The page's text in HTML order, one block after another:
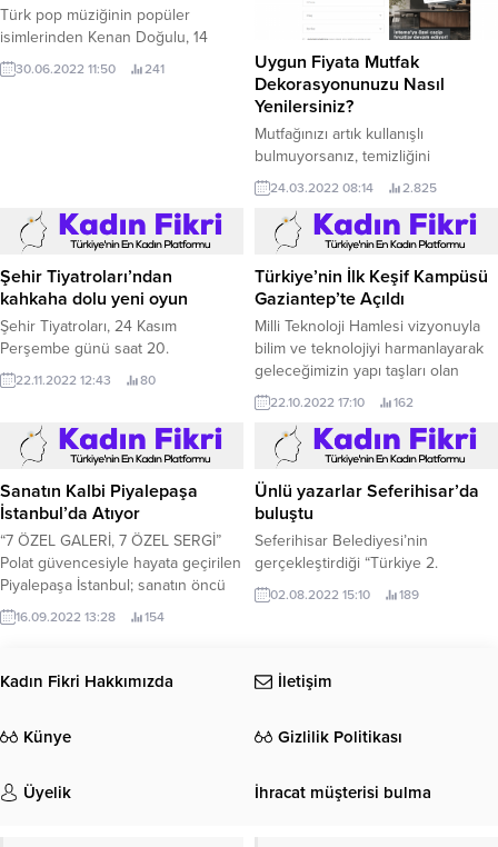
Türk pop müziğinin popüler
isimlerinden Kenan Doğulu, 14
Temmuz Perşembe günü Caresse,
a Luxury Collection Resort & Spa,
30.06.2022 11:50 241
Uygun Fiyata Mutfak
Dekorasyonunuzu Nasıl
Yenilersiniz?
Mutfağınızı artık kullanışlı
bulmuyorsanız, temizliğini
yapmakta zorlanıyorsanız ve
düzenli olarak tutmak zorlaştıysa
yenilik çanları çalıyor demektir.
Yepyeni bir mutfağa sahip olmak
istisnasız herkesin hayalidir. Bu
hayali gerçeğe dönüştürmek için
mutlaka yüksek rakamlardan oluşan
bir bütçeye sahip olmanız
gerekmez.
24.03.2022 08:14 2.825
Şehir Tiyatroları’ndan
kahkaha dolu yeni oyun
Şehir Tiyatroları, 24 Kasım
Perşembe günü saat 20.
22.11.2022 12:43 80
Türkiye’nin İlk Keşif Kampüsü
Gaziantep’te Açıldı
Milli Teknoloji Hamlesi vizyonuyla
bilim ve teknolojiyi harmanlayarak
geleceğimizin yapı taşları olan
çocuklarla buluşturmak amacıyla
hayata geçirilen Keşif Kampüsü
Türkiye’de ilk defa Gaziantep’te
açıldı.
22.10.2022 17:10 162
Sanatın Kalbi Piyalepaşa
İstanbul’da Atıyor
“7 ÖZEL GALERİ, 7 ÖZEL SERGİ”
Polat güvencesiyle hayata geçirilen
Piyalepaşa İstanbul; sanatın öncü
platformları ART ON, .
16.09.2022 13:28 154
Ünlü yazarlar Seferihisar’da
buluştu
Seferihisar Belediyesi’nin
gerçekleştirdiği “Türkiye 2.
02.08.2022 15:10 189
Kadın Fikri Hakkımızda İletişim
Künye Gizlilik Politikası
Üyelik İhracat müşterisi bulma